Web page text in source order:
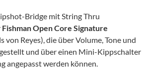
Bridge mit String Thru
Fishman Open Core Signature
von Reyes), die über Volume, Tone und
und über einen Mini-Kippschalter
angepasst werden können.